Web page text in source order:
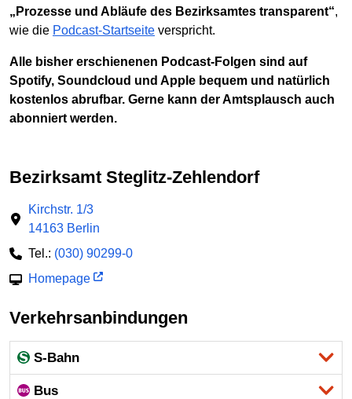
„Prozesse und Abläufe des Bezirksamtes transparent“,
wie die Podcast-Startseite verspricht.
Alle bisher erschienenen Podcast-Folgen sind auf
Spotify, Soundcloud und Apple bequem und natürlich
kostenlos abrufbar. Gerne kann der Amtsplausch auch
abonniert werden.
Bezirksamt Steglitz-Zehlendorf
Kirchstr. 1/3
14163 Berlin
Tel.: (030) 90299-0
Homepage
Verkehrsanbindungen
S-Bahn
Bus